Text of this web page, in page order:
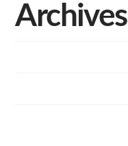
Archives